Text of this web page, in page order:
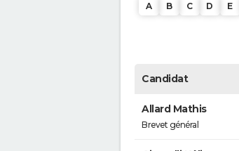
A B C D E
Candidat
Allard Mathis
Brevet général